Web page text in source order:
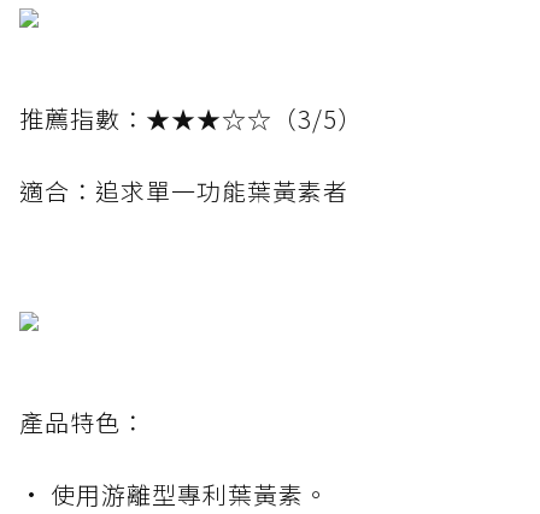
推薦指數：★★★☆☆（3/5）
適合：追求單一功能葉黃素者
產品特色：
• 使用游離型專利葉黃素。